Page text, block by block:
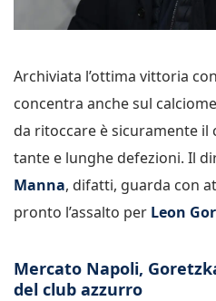
Archiviata l’ottima vittoria
concentra anche sul
da ritoccare è sicuramente il
tante e lunghe defezioni. Il
Manna, difatti, guarda con
pronto l’assalto per Leon
Mercato Napoli,
del club azzurro